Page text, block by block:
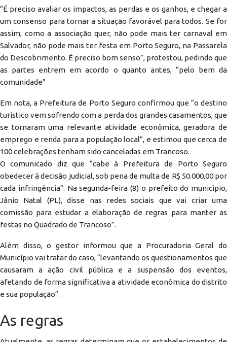
“É preciso avaliar os impactos, as perdas e os ganhos, e chegar a
um consenso para tornar a situação favorável para todos. Se for
assim, como a associação quer, não pode mais ter carnaval em
Salvador, não pode mais ter festa em Porto Seguro, na Passarela
do Descobrimento. É preciso bom senso”, protestou, pedindo que
as partes entrem em acordo o quanto antes, “pelo bem da
comunidade”
Em nota, a Prefeitura de Porto Seguro confirmou que “o destino
turístico vem sofrendo com a perda dos grandes casamentos, que
se tornaram uma relevante atividade econômica, geradora de
emprego e renda para a população local”, e estimou que cerca de
100 celebrações tenham sido canceladas em Trancoso.
O comunicado diz que “cabe à Prefeitura de Porto Seguro
obedecer à decisão judicial, sob pena de multa de R$ 50.000,00 por
cada infringência”. Na segunda-feira (8) o prefeito do município,
Jânio Natal (PL), disse nas redes sociais que vai criar uma
comissão para estudar a elaboração de regras para manter as
festas no Quadrado de Trancoso”.
Além disso, o gestor informou que a Procuradoria Geral do
Município vai tratar do caso, “levantando os questionamentos que
causaram a ação civil pública e a suspensão dos eventos,
afetando de forma significativa a atividade econômica do distrito
e sua população”.
As regras